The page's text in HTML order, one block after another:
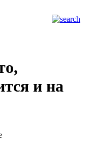
и на